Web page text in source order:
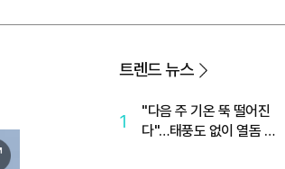
트렌드 뉴스
1
"다음 주 기온 뚝 떨어진
다"…태풍도 없이 열돔 박